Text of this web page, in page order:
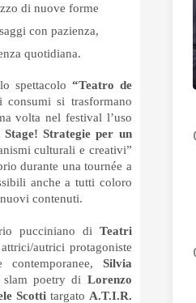
di nuove forme
con pazienza,
quotidiana.
spettacolo “Teatro de
si trasformano
volta nel festival l’uso
Stage! Strategie per un
culturali e creativi”
durante una tournée a
anche a tutti coloro
contenuti.
pucciniano di Teatri
autrici protagoniste
Silvia
poetry di Lorenzo
Scottitargato A.T.I.R.